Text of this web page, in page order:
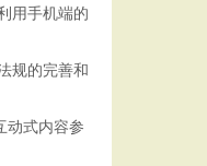
用手机端的
规的完善和
动式内容参